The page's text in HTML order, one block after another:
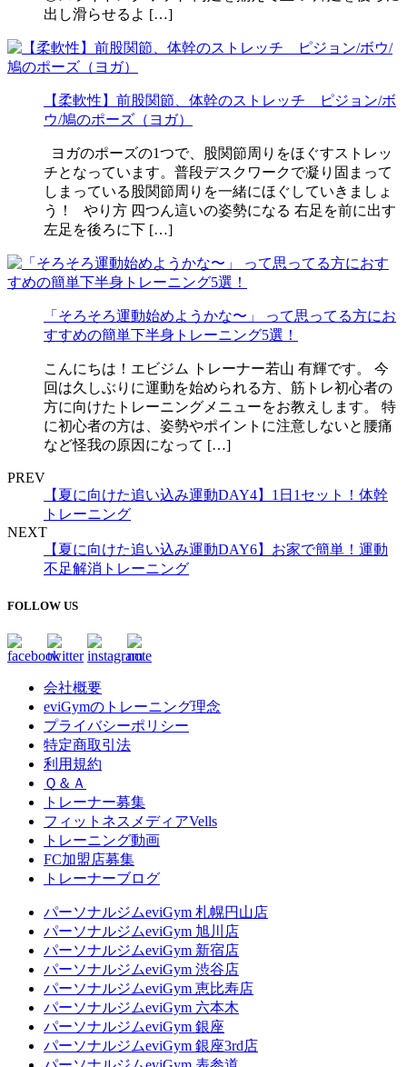
出し滑らせるよ […]
【柔軟性】前股関節、体幹のストレッチ ピジョン/ボ
ウ/鳩のポーズ（ヨガ）
ヨガのポーズの1つで、股関節周りをほぐすストレッ
チとなっています。普段デスクワークで凝り固まって
しまっている股関節周りを一緒にほぐしていきましょ
う！ やり方 四つん這いの姿勢になる 右足を前に出す
左足を後ろに下 […]
「そろそろ運動始めようかな〜」 って思ってる方にお
すすめの簡単下半身トレーニング5選！
こんにちは！エビジム トレーナー若山 有輝です。 今
回は久しぶりに運動を始められる方、筋トレ初心者の
方に向けたトレーニングメニューをお教えします。 特
に初心者の方は、姿勢やポイントに注意しないと腰痛
など怪我の原因になって […]
PREV
【夏に向けた追い込み運動DAY4】1日1セット！体幹
トレーニング
NEXT
【夏に向けた追い込み運動DAY6】お家で簡単！運動
不足解消トレーニング
FOLLOW US
会社概要
eviGymのトレーニング理念
プライバシーポリシー
特定商取引法
利用規約
Ｑ＆Ａ
トレーナー募集
フィットネスメディアVells
トレーニング動画
FC加盟店募集
トレーナーブログ
パーソナルジムeviGym 札幌円山店
パーソナルジムeviGym 旭川店
パーソナルジムeviGym 新宿店
パーソナルジムeviGym 渋谷店
パーソナルジムeviGym 恵比寿店
パーソナルジムeviGym 六本木
パーソナルジムeviGym 銀座
パーソナルジムeviGym 銀座3rd店